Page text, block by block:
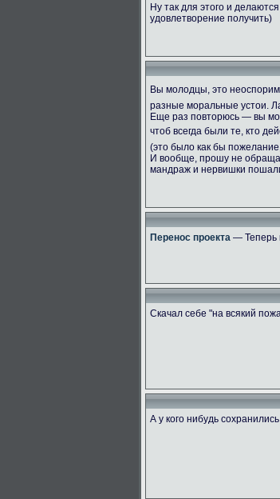
Ну так для этого и
удовлетворение получить)
Вы молодцы, это
разные моральные устои.
Еще раз повторюсь — вы
чтоб всегда были те, кто
(это было как бы
И вообще, прошу не
мандраж и нервишки
Перенос проекта — Теперь
Скачал себе "на всякий
А у кого нибудь